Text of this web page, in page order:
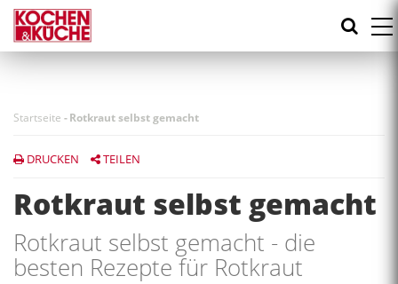
Direkt
zum
Inhalt
Startseite -Rotkraut selbst gemacht
DRUCKEN TEILEN
Rotkraut selbst gemacht
Rotkraut selbst gemacht - die
besten Rezepte für Rotkraut